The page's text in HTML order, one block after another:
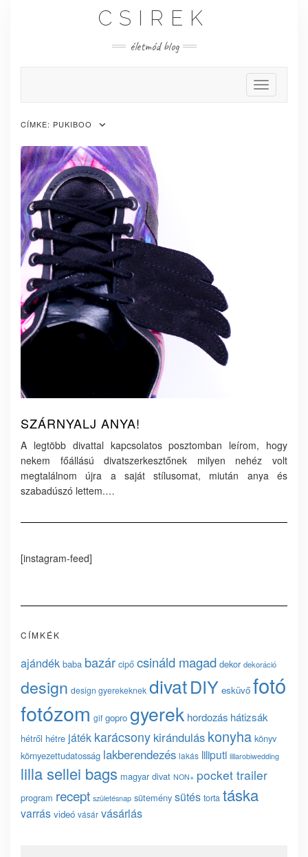
CSIREK
életmód blog
Toggle
CÍMKE: PUKIBOO
SZÁRNYALJ ANYA!
A legtöbb divattal kapcsolatos posztomban leírom, hogy
nekem főállású divatszerkesztőnek milyen nehéz volt
megtalálnom újra a saját stílusomat, miután anya és
szabadúszó lettem.…
[instagram-feed]
CÍMKÉK
ajándék baba bazár cipő csináld magad dekor dekoráció
design design gyerekeknek divatDIY esküvő fotó
fotózom gif gopro gyerek hordozás hátizsák
hétről hétre játék karácsony kirándulás konyha könyv
környezettudatosság lakberendezés lakás liliputi lillarobiwedding
lilla sellei bags magyar divat NON+ pocket trailer
program recept születésnap sütemény sütés torta táska
varrás videó vásár vásárlás